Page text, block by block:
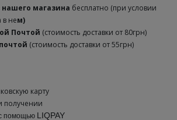
магазина бесплатно (при условии
в нем)
Почтой (стоимость доставки от 80грн)
(стоимость доставки от 55грн)
карту
получении
помощью LIQPAY